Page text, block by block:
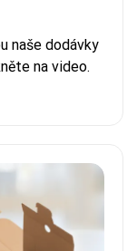
naše dodávky
na video.